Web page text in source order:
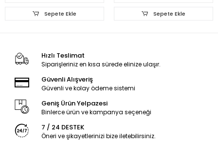
Sepete Ekle Sepete Ekle
Hızlı Teslimat
Siparişleriniz en kısa sürede elinize ulaşır.
Güvenli Alışveriş
Güvenli ve kolay ödeme sistemi
Geniş Ürün Yelpazesi
Binlerce ürün ve kampanya seçeneği
7 / 24 DESTEK
Öneri ve şikayetlerinizi bize iletebilirsiniz.